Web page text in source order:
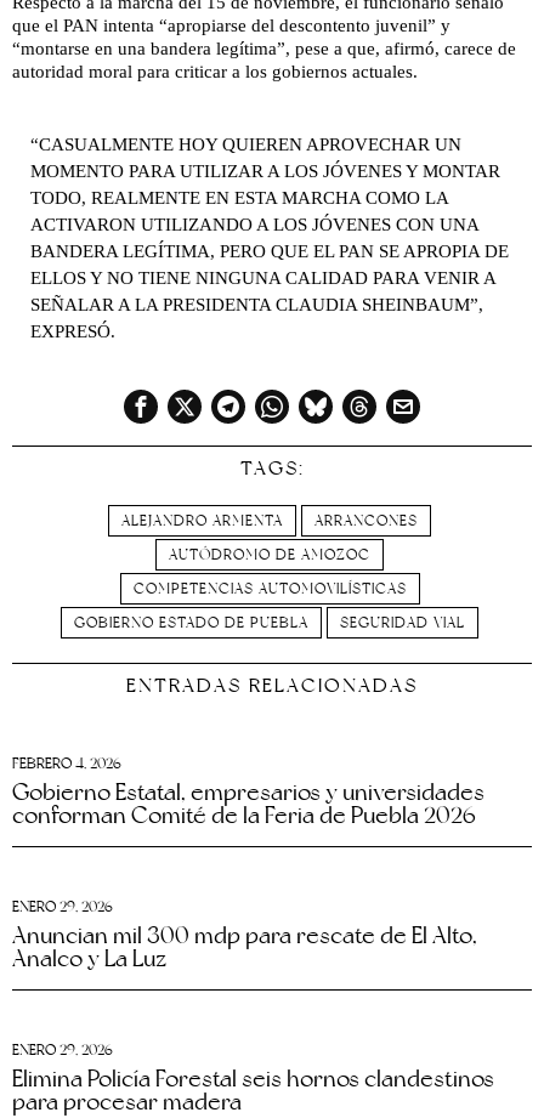
que el PAN intenta “apropiarse del descontento juvenil” y
“montarse en una bandera legítima”, pese a que, afirmó, carece de
autoridad moral para criticar a los gobiernos actuales.
“CASUALMENTE HOY QUIEREN APROVECHAR UN
MOMENTO PARA UTILIZAR A LOS JÓVENES Y MONTAR
TODO, REALMENTE EN ESTA MARCHA COMO LA
ACTIVARON UTILIZANDO A LOS JÓVENES CON UNA
BANDERA LEGÍTIMA, PERO QUE EL PAN SE APROPIA DE
ELLOS Y NO TIENE NINGUNA CALIDAD PARA VENIR A
SEÑALAR A LA PRESIDENTA CLAUDIA SHEINBAUM”,
EXPRESÓ.
TAGS:
ALEJANDRO ARMENTA
ARRANCONES
AUTÓDROMO DE AMOZOC
COMPETENCIAS AUTOMOVILÍSTICAS
GOBIERNO ESTADO DE PUEBLA
SEGURIDAD VIAL
ENTRADAS RELACIONADAS
FEBRERO 4, 2026
Gobierno Estatal, empresarios y universidades
conforman Comité de la Feria de Puebla 2026
ENERO 29, 2026
Anuncian mil 300 mdp para rescate de El Alto,
Analco y La Luz
ENERO 29, 2026
Elimina Policía Forestal seis hornos clandestinos
para procesar madera